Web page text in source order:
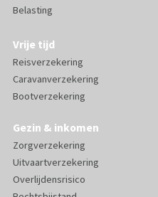
Belasting
Vrije tijd
Reisverzekering
Caravanverzekering
Bootverzekering
Gezin & inkomen
Zorgverzekering
Uitvaartverzekering
Overlijdensrisico